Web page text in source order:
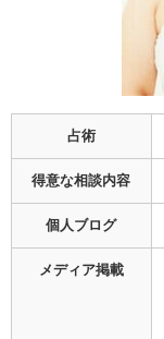
占術
得意な相談内容
個人ブログ
メディア掲載